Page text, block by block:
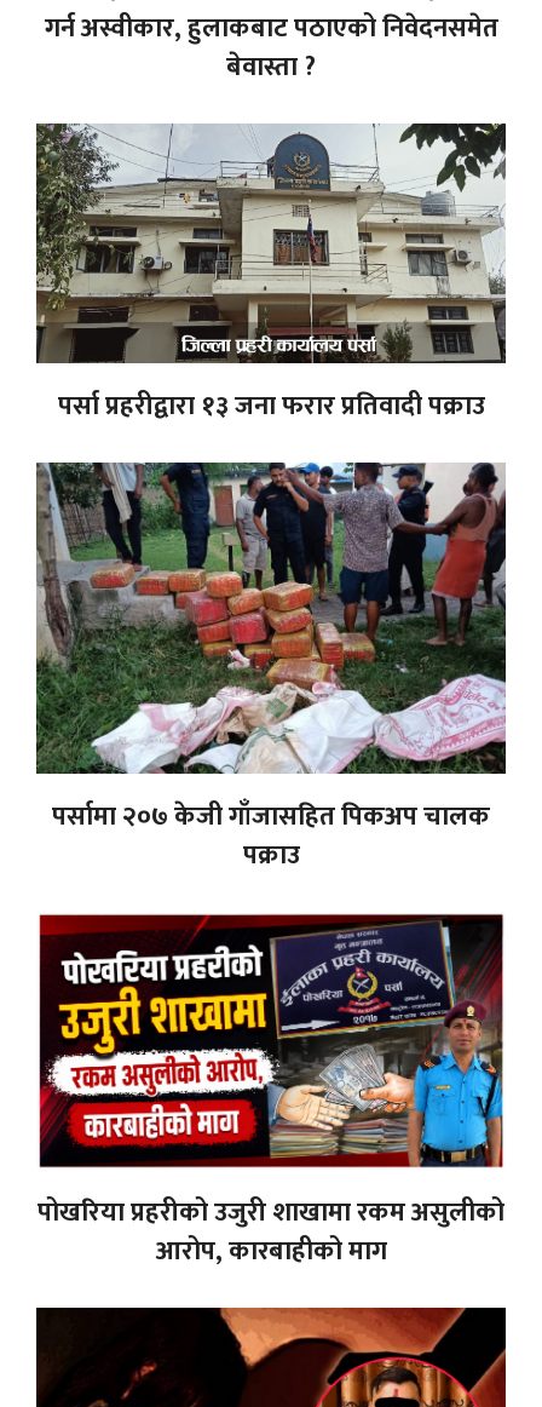
गर्न अस्वीकार, हुलाकबाट पठाएको निवेदनसमेत
बेवास्ता ?
पर्सा प्रहरीद्वारा १३ जना फरार प्रतिवादी पक्राउ
पर्सामा २०७ केजी गाँजासहित पिकअप चालक
पक्राउ
पोखरिया प्रहरीको उजुरी शाखामा रकम असुलीको
आरोप, कारबाहीको माग